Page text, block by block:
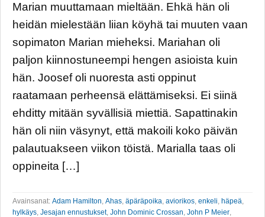
Marian muuttamaan mieltään. Ehkä hän oli
heidän mielestään liian köyhä tai muuten vaan
sopimaton Marian mieheksi. Mariahan oli
paljon kiinnostuneempi hengen asioista kuin
hän. Joosef oli nuoresta asti oppinut
raatamaan perheensä elättämiseksi. Ei siinä
ehditty mitään syvällisiä miettiä. Sapattinakin
hän oli niin väsynyt, että makoili koko päivän
palautuakseen viikon töistä. Marialla taas oli
oppineita […]
Avainsanat: Adam Hamilton Ahas äpäräpoika aviorikos enkeli häpeä
hylkäys Jesajan ennustukset, John Dominic Crossan John P Meier